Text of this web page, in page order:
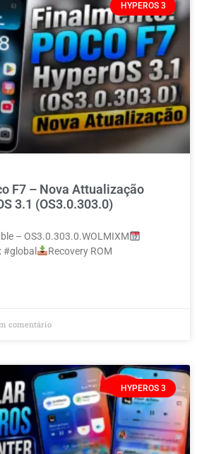
HYPEROS 3
F7 – Nova Attualização
3.1 (OS3.0.303.0)
– OS3.0.303.0.WOLMIXM
#global Recovery ROM
comentário
HYPEROS 3